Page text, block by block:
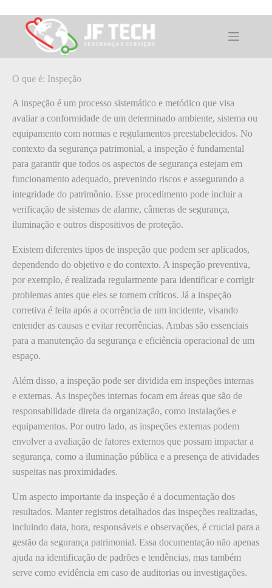
para
conteúdoO que é: Inspeção
O que é: Inspeção
A inspeção é um processo sistemático e metódico que visa
avaliar a conformidade de um determinado ambiente, sistema ou
equipamento com normas e regulamentos preestabelecidos. No
contexto da segurança patrimonial, a inspeção é fundamental
para garantir que todos os aspectos de segurança estejam em
funcionamento adequado, prevenindo riscos e assegurando a
integridade do patrimônio. Esse procedimento pode incluir a
verificação de sistemas de alarme, câmeras de segurança,
iluminação e outros dispositivos de proteção.
Existem diferentes tipos de inspeção que podem ser aplicados,
dependendo do objetivo e do contexto. A inspeção preventiva,
por exemplo, é realizada regularmente para identificar e corrigir
problemas antes que eles se tornem críticos. Já a inspeção
corretiva é feita após a ocorrência de um incidente, visando
entender as causas e evitar recorrências. Ambas são essenciais
para a manutenção da segurança e eficiência operacional de um
espaço.
Além disso, a inspeção pode ser dividida em inspeções internas
e externas. As inspeções internas focam em áreas que são de
responsabilidade direta da organização, como instalações e
equipamentos. Por outro lado, as inspeções externas podem
envolver a avaliação de fatores externos que possam impactar a
segurança, como a iluminação pública e a presença de atividades
suspeitas nas proximidades.
Um aspecto importante da inspeção é a documentação dos
resultados. Manter registros detalhados das inspeções realizadas,
incluindo data, hora, responsáveis e observações, é crucial para a
gestão da segurança patrimonial. Essa documentação não apenas
ajuda na identificação de padrões e tendências, mas também
serve como evidência em caso de auditorias ou investigações.